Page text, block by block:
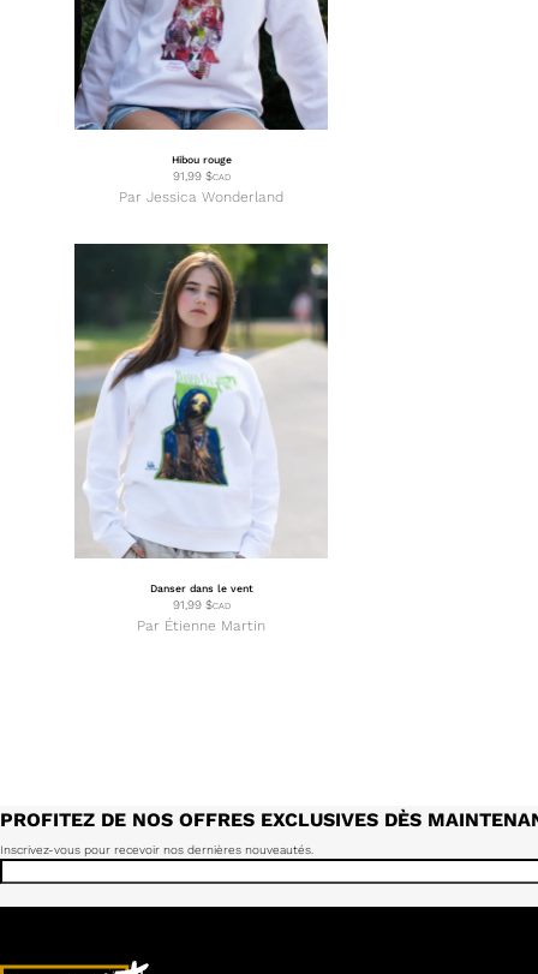
Hibou rouge
91,99 $CAD
ParJessica Wonderland
Danser dans le vent
91,99 $CAD
Par Étienne Martin
PROFITEZ DE NOS OFFRES EXCLUSIVES DÈS
Inscrivez-vous pour recevoir nos dernières nouveautés.